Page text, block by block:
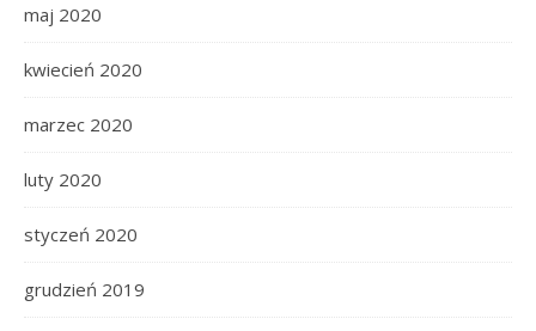
maj 2020
kwiecień 2020
marzec 2020
luty 2020
styczeń 2020
grudzień 2019